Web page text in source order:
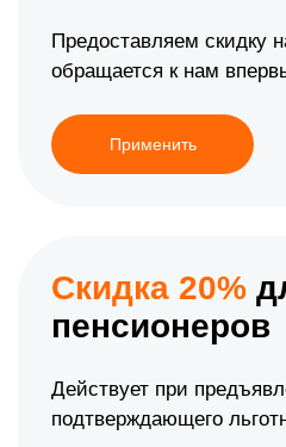
Предоставляем скидку
обращается к нам
Применить
Скидка 20%
пенсионеров
Действует при
подтверждающего